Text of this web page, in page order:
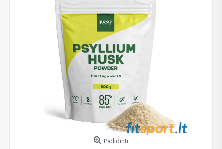
Padidinti